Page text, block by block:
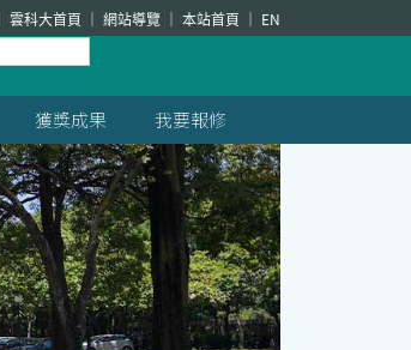
雲科大首頁 網站導覽 本站首頁 EN
獲獎成果 我要報修